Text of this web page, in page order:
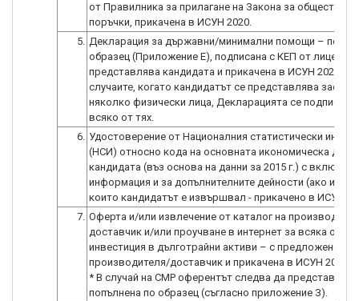
от Правилника за прилагане на Закона за
поръчки, прикачена в ИСУН 2020.
5. Декларация за държавни/минимални помощи –
образец (Приложение Е), подписана с КЕП от лице с
представлява кандидата и прикачена в ИСУН 2020. В
случаите, когато кандидатът се представлява заедно
няколко физически лица, Декларацията се подписва
всяко от тях.
6. Удостоверение от Националния статистически
(НСИ) относно кода на основната икономическа
кандидата (въз основа на данни за 2015 г.) с включена
информация и за допълнителните дейности (ако има
които кандидатът е извършвал - прикачено в ИСУН
7. Оферта и/или извлечение от каталог на
доставчик и/или проучване в интернет за всяка
инвестиция в дълготрайни активи – с предложена
производителя/доставчик и прикачена в ИСУН 2020.
* В случай на СМР оферентът следва да представи
попълнена по образец (съгласно приложение З).